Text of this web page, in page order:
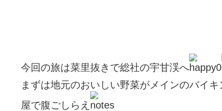
今回の旅は菜里抜きで総社の宇甘渓へ
まずは地元のおいしい野菜がメインのバイ
屋で腹ごしらえ